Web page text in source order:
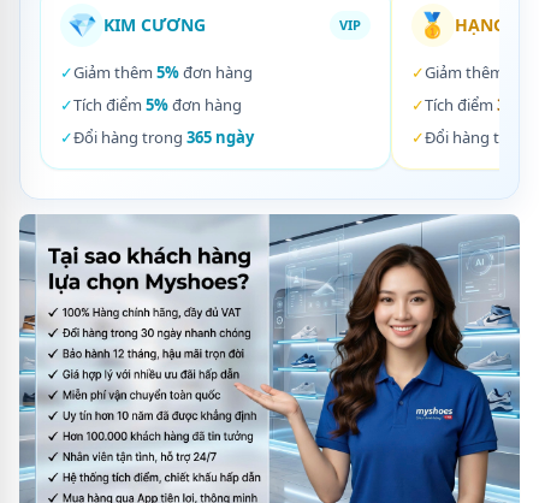
💎 KIM CƯƠNG VIP
✓Giảm thêm 5%đơn hàng
✓Tích điểm 5%đơn hàng
✓Đổi hàng trong 365 ngày
🥇 HẠNG
✓Giảm thêm
✓Tích điểm 3%
✓Đổi hàng trong